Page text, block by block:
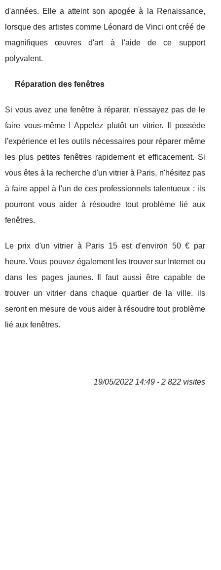
d'années. Elle a atteint son apogée à la Renaissance,
lorsque des artistes comme Léonard de Vinci ont créé de
magnifiques œuvres d'art à l'aide de ce support
polyvalent.
Réparation des fenêtres
Si vous avez une fenêtre à réparer, n'essayez pas de le
faire vous-même ! Appelez plutôt un vitrier. Il possède
l'expérience et les outils nécessaires pour réparer même
les plus petites fenêtres rapidement et efficacement. Si
vous êtes à la recherche d'un vitrier à Paris, n'hésitez pas
à faire appel à l'un de ces professionnels talentueux : ils
pourront vous aider à résoudre tout problème lié aux
fenêtres.
Le prix d'un vitrier à Paris 15 est d'environ 50 € par
heure. Vous pouvez également les trouver sur Internet ou
dans les pages jaunes. Il faut aussi être capable de
trouver un vitrier dans chaque quartier de la ville. ils
seront en mesure de vous aider à résoudre tout problème
lié aux fenêtres.
19/05/2022 14:49 - 2 822 visites